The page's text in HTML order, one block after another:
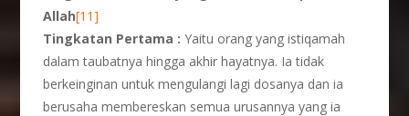
Allah[11]
Tingkatan Pertama : Yaitu orang yang istiqamah
dalam taubatnya hingga akhir hayatnya. Ia tidak
berkeinginan untuk mengulangi lagi dosanya dan ia
berusaha membereskan semua urusannya yang ia